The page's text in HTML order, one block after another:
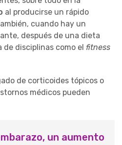
al producirse un rápido
cuando hay un
después de una dieta
disciplinas como el fitness
de corticoides tópicos o
médicos pueden
un aumento